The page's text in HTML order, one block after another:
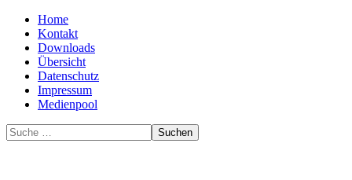
Home
Kontakt
Downloads
Übersicht
Datenschutz
Impressum
Medienpool
Suchen